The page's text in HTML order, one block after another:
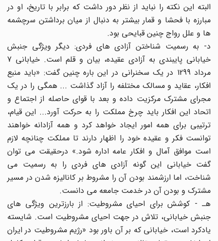
البته این نکته را نباید از نظر دور داشت که برابر با تاریخ، او در
مبارزه با فحشا و قمار بیشتر به دنبال از میان برداشتن سرچشمه
ها و علل رواج چنین قبایحی بود.
د- به رسمیت شناختن آزادی های فردی: دیگر ویژگی جنبش
خیابانی پایبندی به آزادی عقیده، بیان و قلم است. خیابانی 7
مرداد 1299 در یک سخنرانی در این باره چنین گفت: «باید منبع
افکار، عقاید و مسالک مختلفه را آزاد گذاشت ... همگی‏ را در یک
مجرای مشترک مرکزیت داده و بعد با قوای حاصله از اجتماع و
اتحاد این افکار باید چرخ مملکت را به حرکت آورد... این قیام،
ترتیبی برای همه امور ایجاد خواهد کرد و همه آزادانه‏ خواهند
توانست فکر و عقیده خود را اظهار دارند تا مملکت چنانچه لازم‏
است موافق آمال و افکار عامه اداره شود.» درحقیقت می توان
گفت خیابانی این گونه آزادی های فردی را به رسمیت می
شناخت، اما ارزشمند بودن آن را مشروط بر کانالیزه شدن در مسیر
مشترک و بودن آن در خدمت جامعه می دانست.
هـ - کوشش برای احیای مشروطیت: از بارزترین ویژگی های
جنبش خیابانی، تلاش در جهت احیای مشروطیت است. شایسته
یادکرد است، خیابانی که بر آن باور بود «رژیم مشروطیت در ایران